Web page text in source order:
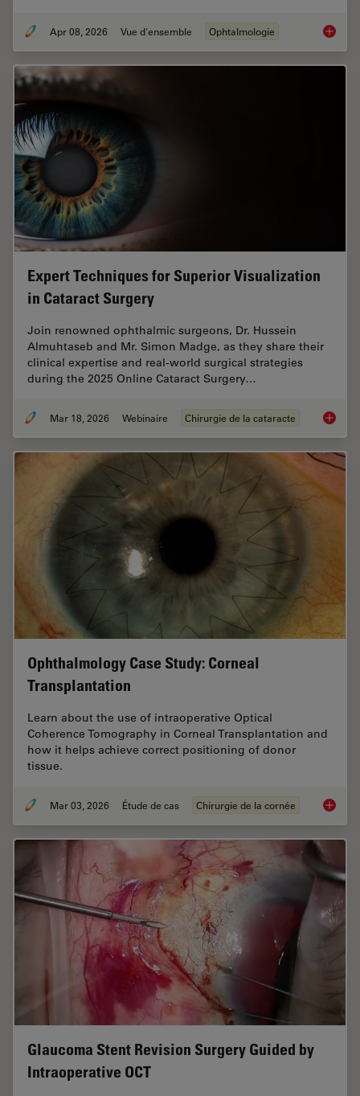
Apr 08, 2026 Vue d'ensemble Ophtalmologie 4 Key
Expert Techniques for Superior Visualization
in Cataract Surgery
Join renowned ophthalmic surgeons, Dr. Hussein
Almuhtaseb and Mr. Simon Madge, as they share their
clinical expertise and real-world surgical strategies
during the 2025 Online Cataract Surgery…
Mar 18, 2026 Webinaire Chirurgie de la cataracte Expert
Ophthalmology Case Study: Corneal
Transplantation
Learn about the use of intraoperative Optical
Coherence Tomography in Corneal Transplantation and
how it helps achieve correct positioning of donor
tissue.
Mar 03, 2026 Étude de cas Chirurgie de la cornée
Glaucoma Stent Revision Surgery Guided by
Intraoperative OCT